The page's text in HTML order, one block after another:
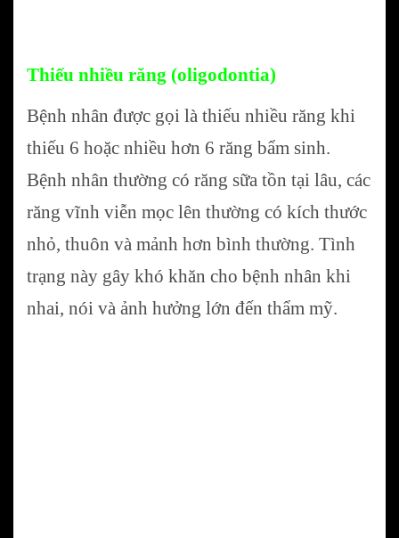
Thiếu nhiều răng (oligodontia)
Bệnh nhân được gọi là thiếu nhiều răng khi
thiếu 6 hoặc nhiều hơn 6 răng bẩm sinh.
Bệnh nhân thường có răng sữa tồn tại lâu, các
răng vĩnh viễn mọc lên thường có kích thước
nhỏ, thuôn và mảnh hơn bình thường. Tình
trạng này gây khó khăn cho bệnh nhân khi
nhai, nói và ảnh hưởng lớn đến thẩm mỹ.